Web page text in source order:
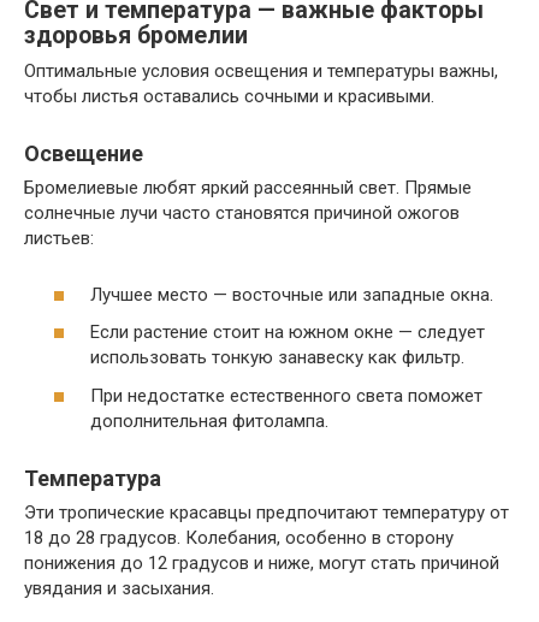
Свет и температура — важные факторы
здоровья бромелии
Оптимальные условия освещения и температуры важны,
чтобы листья оставались сочными и красивыми.
Освещение
Бромелиевые любят яркий рассеянный свет. Прямые
солнечные лучи часто становятся причиной ожогов
листьев:
Лучшее место — восточные или западные окна.
Если растение стоит на южном окне — следует
использовать тонкую занавеску как фильтр.
При недостатке естественного света поможет
дополнительная фитолампа.
Температура
Эти тропические красавцы предпочитают температуру от
18 до 28 градусов. Колебания, особенно в сторону
понижения до 12 градусов и ниже, могут стать причиной
увядания и засыхания.